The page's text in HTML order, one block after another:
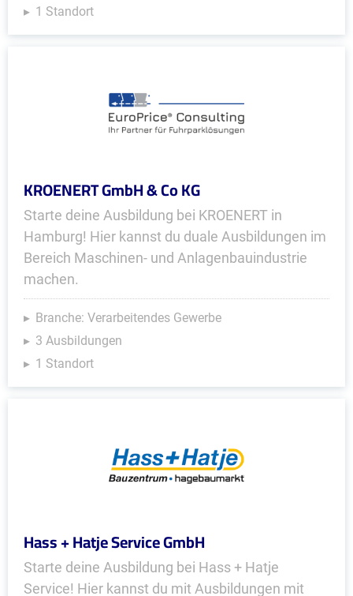
1 Standort
KROENERT GmbH & Co KG
Starte deine Ausbildung bei KROENERT in
Hamburg! Hier kannst du duale Ausbildungen im
Bereich Maschinen- und Anlagenbauindustrie
machen.
Branche: Verarbeitendes Gewerbe
3 Ausbildungen
1 Standort
Hass + Hatje Service GmbH
Starte deine Ausbildung bei Hass + Hatje
Service! Hier kannst du mit Ausbildungen mit